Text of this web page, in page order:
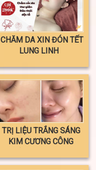
CHĂM DA XIN ĐÓN TẾT
LUNG LINH
TRỊ LIỆU TRẮNG SÁNG
KIM CƯƠNG CÔNG